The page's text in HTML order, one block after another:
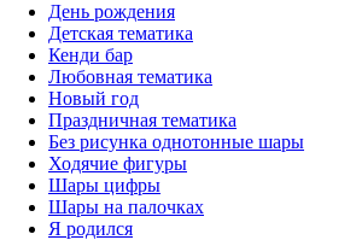
День рождения
Детская тематика
Кенди бар
Любовная тематика
Новый год
Праздничная тематика
Без рисунка однотонные шары
Ходячие фигуры
Шары цифры
Шары на палочках
Я родился